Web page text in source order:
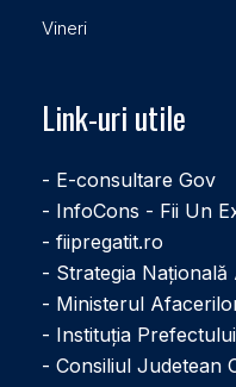
Vineri
Link-uri utile
- E-consultare Gov
- InfoCons - Fii Un
- fiipregatit.ro
- Strategia
- Ministerul
- Instituţia
- Consiliul Judetean